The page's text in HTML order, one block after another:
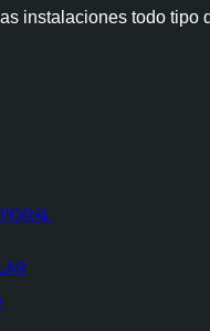
instalaciones todo